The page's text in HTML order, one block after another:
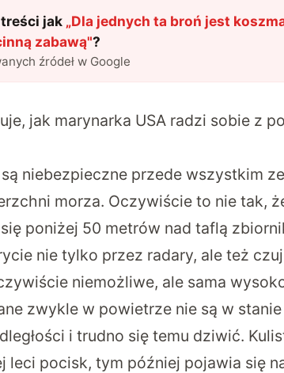
jak „Dla jednych ta broń jest
zabawą"?
źródeł w Google
jak marynarka USA radzi sobie z
niebezpieczne przede wszystkim
morza. Oczywiście to nie tak,
poniżej 50 metrów nad taflą
nie tylko przez radary, ale też
niemożliwe, ale sama
zwykle w powietrze nie są w
i trudno się temu dziwić.
leci pocisk, tym później pojawia się